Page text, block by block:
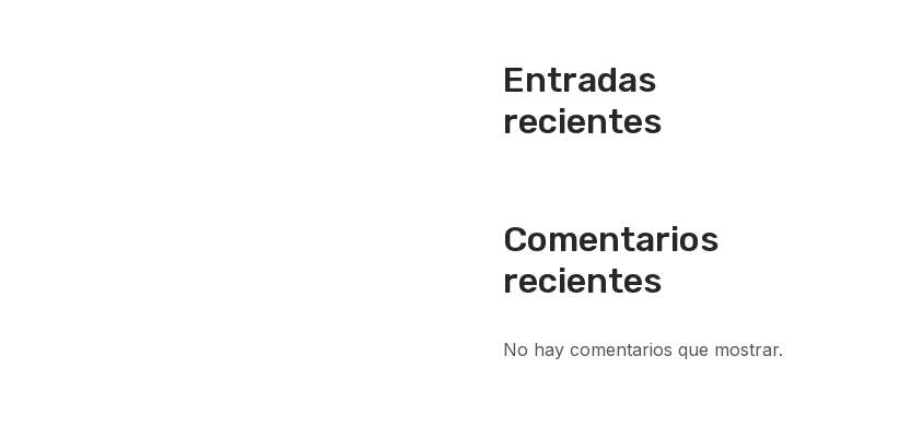
Entradas
recientes
Comentarios
recientes
No hay comentarios que mostrar.